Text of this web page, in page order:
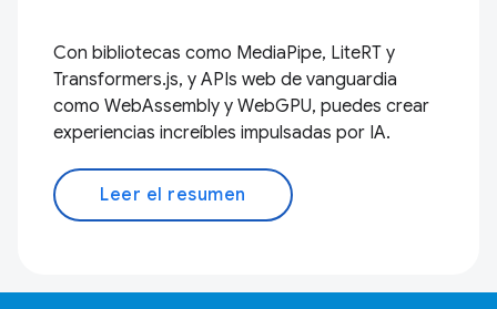
Con bibliotecas como MediaPipe, LiteRT y
Transformers.js, y APIs web de vanguardia
como WebAssembly y WebGPU, puedes crear
experiencias increíbles impulsadas por IA.
Leer el resumen